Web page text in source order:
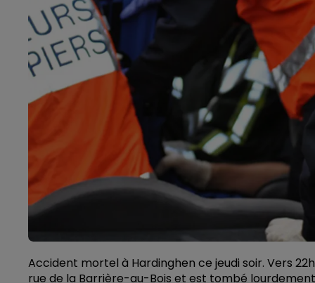
Accident mortel à Hardinghen ce jeudi soir. Vers
rue de la Barrière-au-Bois et est tombé